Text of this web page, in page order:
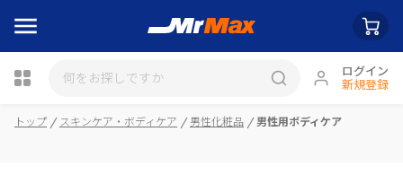
ログイン
新規登録
瓶詰
トップ スキンケア・ボディケア 男性化粧品 男性用ボディケア